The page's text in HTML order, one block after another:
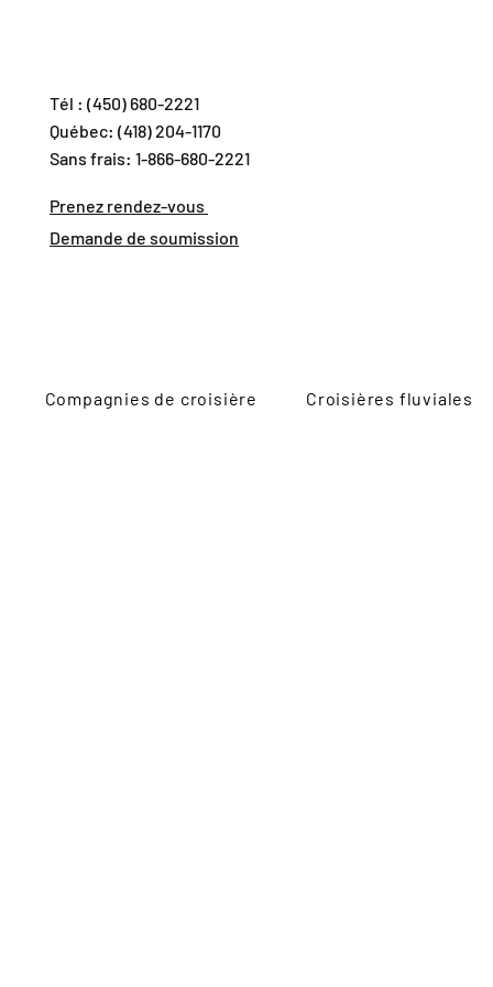
Tél : (450) 680-2221
Québec: (418) 204-1170
Sans frais: 1-866-680-2221
Prenez rendez-vous
Demande de soumission
Compagnies de croisière Croisières fluviales